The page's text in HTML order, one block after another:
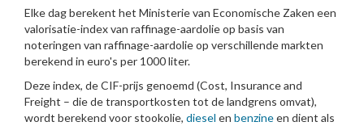
Elke dag berekent het Ministerie van Economische Zaken een
valorisatie-index van raffinage-aardolie op basis van
noteringen van raffinage-aardolie op verschillende markten
berekend in euro's per 1000 liter.
Deze index, de CIF-prijs genoemd (Cost, Insurance and
Freight – die de transportkosten tot de landgrens omvat),
wordt berekend voor stookolie, diesel en benzineen dient als